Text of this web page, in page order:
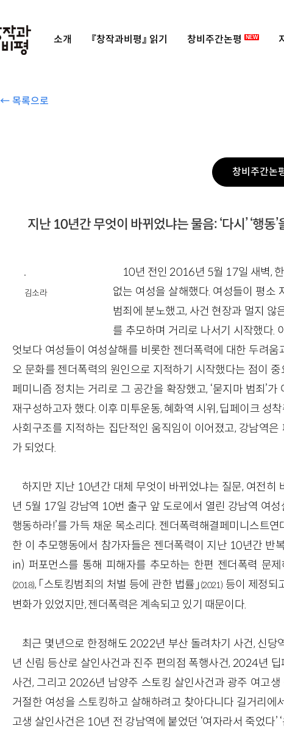
소개 『창작과비평』 읽기 창비주간논평 NEW
← 목록으로
창비주간논
지난 10년간 무엇이 바뀌었냐는 물음: ‘다시’ ‘행
김소라
10년 전인 2016년 5월 17일 새벽,
없는 여성을 살해했다. 여성들이 평소
범죄에 분노했고, 사건 현장과 멀지
를 추모하며 거리로 나서기 시작했다.
엇보다 여성들이 여성살해를 비롯한 젠더폭력에 대한 두려
오 문화를 젠더폭력의 원인으로 지적하기 시작했다는 점이 중
페미니즘 정치는 거리로 그 공간을 확장했고, ‘묻지마 범죄 ’가
재구성하고자 했다. 이후 미투운동, 혜화역 시위, 딥페이크 성
사회구조를 지적하는 집단적인 움직임이 이어졌고, 강남역
가 되었다.
하지만 지난 10년간 대체 무엇이 바뀌었냐는 질문, 여전히
년 5월 17일 강남역 10번 출구 앞 도로에서 열린 강남역 여
행동하라!’를 가득 채운 목소리다. 젠더폭력해결페미니스트
한 이 추모행동에서 참가자들은 젠더폭력이 지난 10년간 반
in) 퍼포먼스를 통해 피해자를 추모하는 한편 젠더폭력 문제
(2018), 「스토킹범죄의 처벌 등에 관한 법률」 (2021) 등이 제정되
변화가 있었지만, 젠더폭력은 계속되고 있기 때문이다.
최근 몇년으로 한정해도 2022년 부산 돌려차기 사건, 신
년 신림 등산로 살인사건과 진주 편의점 폭행사건, 2024년
사건, 그리고 2026년 남양주 스토킹 살인사건과 광주 여고
거절한 여성을 스토킹하고 살해하려고 찾아다니다 길거리에
고생 살인사건은 10년 전 강남역에 붙었던 ‘여자라서 죽었다’